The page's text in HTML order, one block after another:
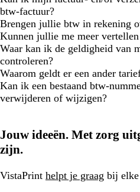
btw-factuur?
Brengen jullie btw in rekening
Kunnen jullie me meer
Waar kan ik de geldigheid van
controleren?
Waarom geldt er een ander
Kan ik een bestaand btw-
verwijderen of wijzigen?
Jouw ideeën. Met zorg
zijn.
VistaPrint helpt je graag bij elke